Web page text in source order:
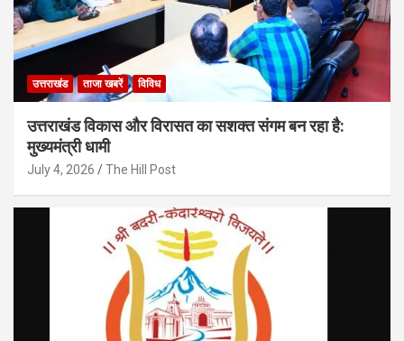
उत्तराखंड ताजा खबरें विविध
उत्तराखंड विकास और विरासत का सशक्त संगम बन रहा है:
मुख्यमंत्री धामी
July 4, 2026 The Hill Post